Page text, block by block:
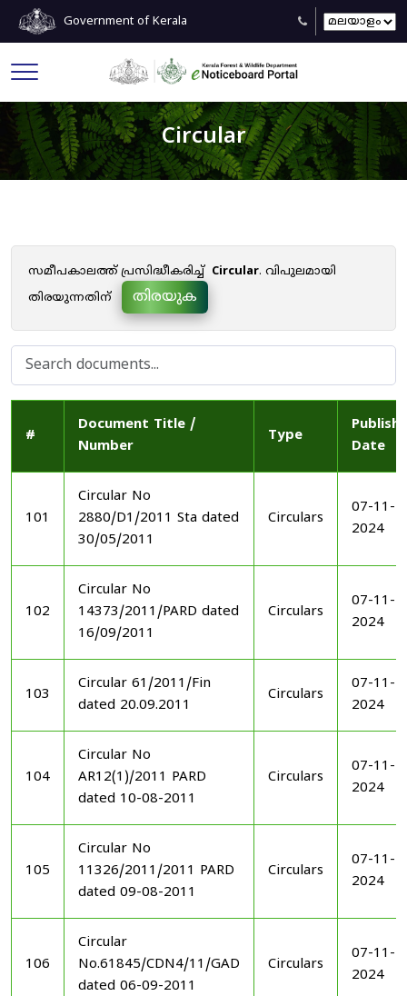
Government of Kerala
Circular
സമീപകാലത്ത് പ്രസിദ്ധീകരിച്ച് Circular. വിപുലമായി
തിരയുന്നതിന്
തിരയുക
#
Document Title /
Number
Type
Date
101
Circular No
2880/D1/2011 Sta dated
30/05/2011
Circulars
07-11-
2024
102
Circular No
14373/2011/PARD dated
16/09/2011
Circulars
07-11-
2024
103
Circular 61/2011/Fin
dated 20.09.2011
Circulars
07-11-
2024
104
Circular No
AR12(1)/2011 PARD
dated 10-08-2011
Circulars
07-11-
2024
105
Circular No
11326/2011/2011 PARD
dated 09-08-2011
Circulars
07-11-
2024
106
Circular
No.61845/CDN4/11/GAD
dated 06-09-2011
Circulars
07-11-
2024